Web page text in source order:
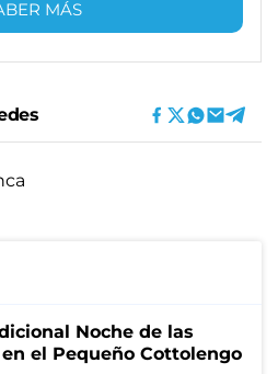
MÁS
Noche de las
el Pequeño Cottolengo